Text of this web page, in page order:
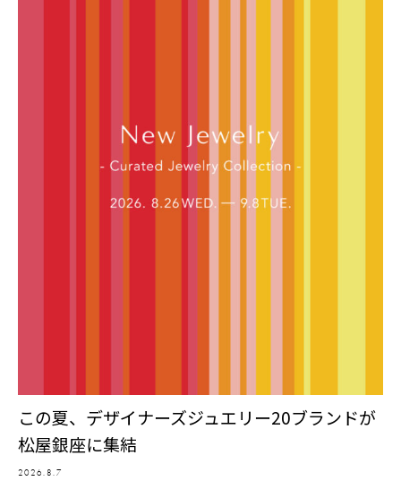
この夏、デザイナーズジュエリー20ブランドが
松屋銀座に集結
2026.8.7